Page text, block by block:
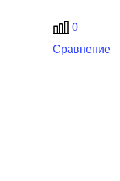
0
Сравнение